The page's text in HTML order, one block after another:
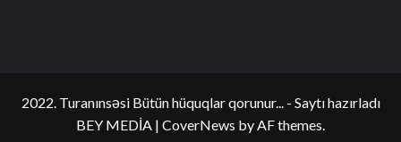
2022. Turanınsəsi Bütün hüquqlar qorunur... - Saytı hazırladı
BEY MEDİA | CoverNews by AF themes.